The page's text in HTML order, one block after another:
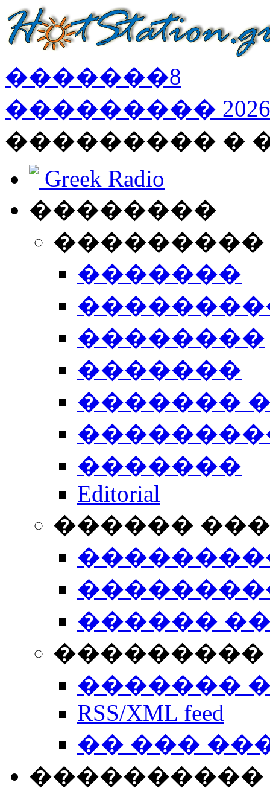
�������8
��������� 2026
��������� �
Greek Radio
��������
�������
��������
�������
�������
�������
Editorial
������
������
���������
�������
RSS/XML feed
�� ���
����������